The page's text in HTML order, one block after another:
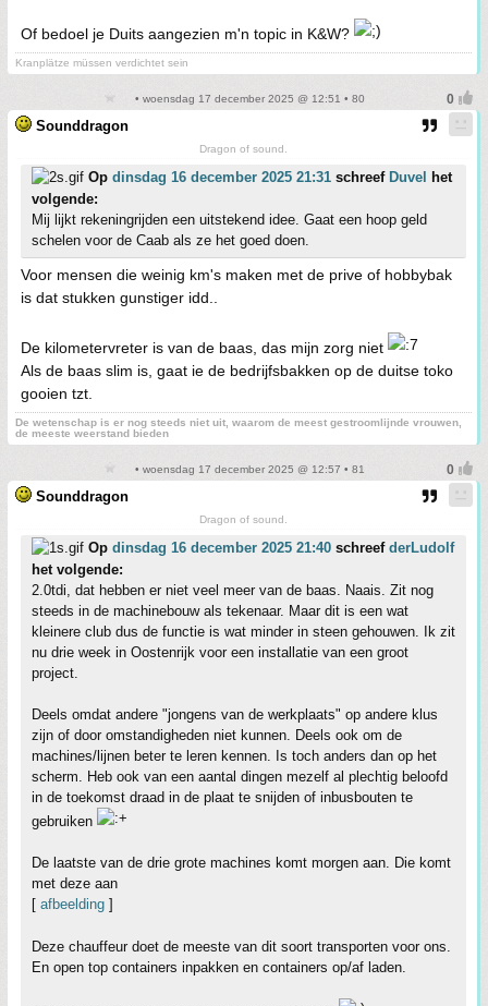
Of bedoel je Duits aangezien m'n topic in K&W?
Kranplätze müssen verdichtet sein
• woensdag 17 december 2025 @ 12:51 • 80
Sounddragon
Dragon of sound.
Op dinsdag 16 december 2025 21:31 schreef Duvel het
volgende:
Mij lijkt rekeningrijden een uitstekend idee. Gaat een hoop geld
schelen voor de Caab als ze het goed doen.
Voor mensen die weinig km's maken met de prive of hobbybak
is dat stukken gunstiger idd..
De kilometervreter is van de baas, das mijn zorg niet
Als de baas slim is, gaat ie de bedrijfsbakken op de duitse toko
gooien tzt.
De wetenschap is er nog steeds niet uit, waarom de meest gestroomlijnde vrouwen,
de meeste weerstand bieden
• woensdag 17 december 2025 @ 12:57 • 81
Sounddragon
Dragon of sound.
Op dinsdag 16 december 2025 21:40 schreef derLudolf
het volgende:
2.0tdi, dat hebben er niet veel meer van de baas. Naais. Zit nog
steeds in de machinebouw als tekenaar. Maar dit is een wat
kleinere club dus de functie is wat minder in steen gehouwen. Ik zit
nu drie week in Oostenrijk voor een installatie van een groot
project.
Deels omdat andere "jongens van de werkplaats" op andere klus
zijn of door omstandigheden niet kunnen. Deels ook om de
machines/lijnen beter te leren kennen. Is toch anders dan op het
scherm. Heb ook van een aantal dingen mezelf al plechtig beloofd
in de toekomst draad in de plaat te snijden of inbusbouten te
gebruiken
De laatste van de drie grote machines komt morgen aan. Die komt
met deze aan
[ afbeelding ]
Deze chauffeur doet de meeste van dit soort transporten voor ons.
En open top containers inpakken en containers op/af laden.